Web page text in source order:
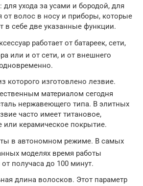
для ухода за усами и бородой, для
от волос в носу и приборы, которые
в себе две указанные функции.
работает от батареек, сети,
или и от сети, и от внешнего
которого изготовлено лезвие.
материалом сегодня
нержавеющего типа. В элитных
часто имеет титановое,
или керамическое покрытие.
в автономном режиме. В самых
моделях время работы
от получаса до 100 минут.
длина волосков. Этот параметр